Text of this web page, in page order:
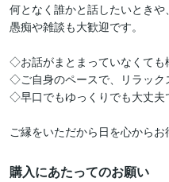
何となく誰かと話したいときや
愚痴や雑談も大歓迎です。
◇お話がまとまっていなくても
◇ご自身のペースで、リラック
◇早口でもゆっくりでも大丈夫
ご縁をいただから日を心からお
購入にあたってのお願い